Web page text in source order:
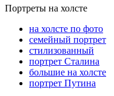
Портреты на холсте
на холсте по фото
cемейный портрет
стилизованный
портрет Сталина
большие на холсте
портрет Путина